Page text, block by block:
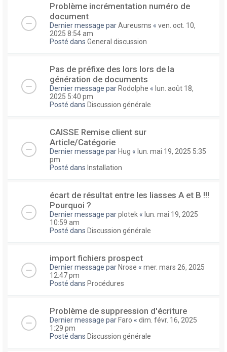
Problème incrémentation numéro de
document
Dernier message parAureusms « ven. oct. 10,
2025 8:54 am
Posté dans General discussion
Pas de préfixe des lors lors de la
génération de documents
Dernier message par Rodolphe « lun. août 18,
2025 5:40 pm
Posté dans Discussion générale
CAISSE Remise client sur
Article/Catégorie
Dernier message par Hug « lun. mai 19, 2025 5:35
pm
Posté dans Installation
écart de résultat entre les liasses A et B !!!
Pourquoi ?
Dernier message parplotek « lun. mai 19, 2025
10:59 am
Posté dans Discussion générale
import fichiers prospect
Dernier message par Nrose « mer. mars 26, 2025
12:47 pm
Posté dans Procédures
Problème de suppression d'écriture
Dernier message par Faro « dim. févr. 16, 2025
1:29 pm
Posté dans Discussion générale